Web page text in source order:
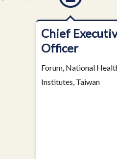
Doctor of Medicine
National Yang Ming University,
Chief
Officer
Forum, National
Institutes, Taiwan